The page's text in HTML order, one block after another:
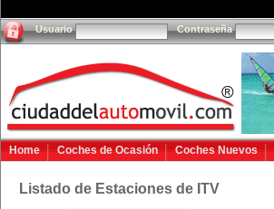
Usuario Contraseña
Home Coches de Ocasión Coches Nuevos
Listado de Estaciones de ITV